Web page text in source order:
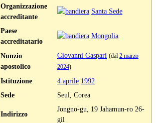
Organizzazione
accreditante
Santa Sede
Paese
accreditatario
Mongolia
Nunzio
apostolico
Giovanni Gaspari (dal 2 marzo
2024)
Istituzione 4 aprile 1992
Sede
Seul, Corea
Indirizzo
Jongno-gu, 19 Jahamun-ro 26-
gil